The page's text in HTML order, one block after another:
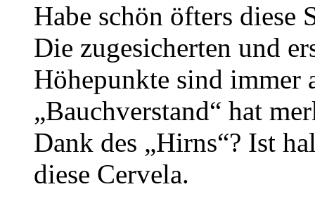
Habe schön öfters diese
Die zugesicherten und
Höhepunkte sind immer
„Bauchverstand“ hat
Dank des „Hirns“? Ist
diese Cervela.